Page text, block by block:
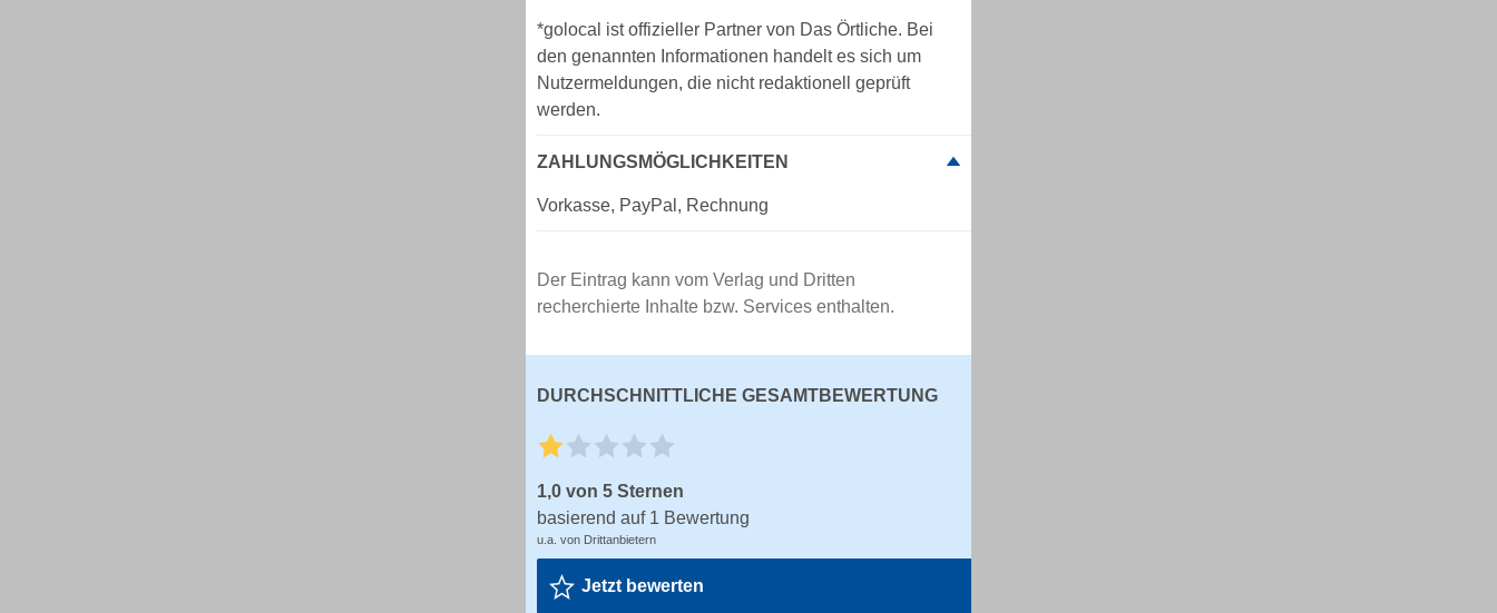
*golocal ist offizieller Partner von Das Örtliche. Bei
den genannten Informationen handelt es sich um
Nutzermeldungen, die nicht redaktionell geprüft
werden.
ZAHLUNGSMÖGLICHKEITEN
Vorkasse, PayPal, Rechnung
Der Eintrag kann vom Verlag und Dritten
recherchierte Inhalte bzw. Services enthalten.
DURCHSCHNITTLICHE GESAMTBEWERTUNG
1,0 von 5 Sternen
basierend auf 1 Bewertung
u.a. von Drittanbietern
Jetzt bewerten